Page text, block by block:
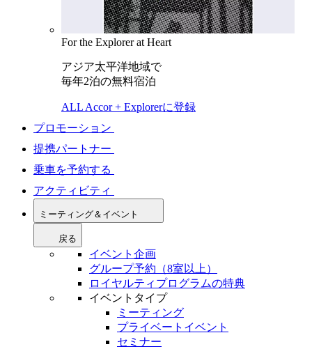
For the Explorer at Heart
アジア太平洋地域で
毎年2泊の無料宿泊
ALL Accor + Explorerに登録
プロモーション
提携パートナー
乗車を予約する
アクティビティ
ミーティング＆イベント
戻る
イベント企画
グループ予約（8室以上）
ロイヤルティプログラムの特典
イベントタイプ
ミーティング
プライベートイベント
セミナー